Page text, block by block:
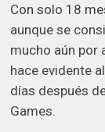
Con solo 18
aunque se
mucho aún por
hace evidente
días después
Games.